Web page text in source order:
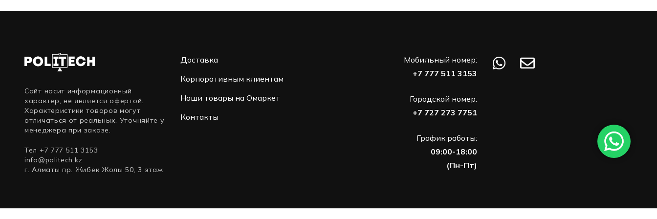
Сайт носит информационный
характер, не является офертой.
Характеристики товаров могут
отличаться от реальных. Уточняйте у
менеджера при заказе.
Тел +7 777 511 3153
info@politech.kz
г. Алматы пр. Жибек Жолы 50, 3 этаж
Доставка
Корпоративным клиентам
Наши товары на Омаркет
Контакты
Мобильный номер:
+7 777 511 3153
Городской номер:
+7 727 273 7751
График работы:
09:00-18:00
(Пн-Пт)